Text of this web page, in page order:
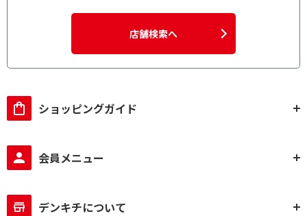
店舗検索へ
ショッピングガイド
会員メニュー
デンキチについて